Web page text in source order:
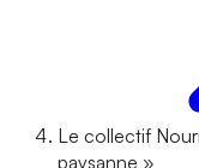
Le collectif
paysanne »